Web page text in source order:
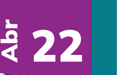
Abr 22